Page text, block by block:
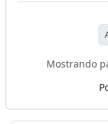
Mostrando